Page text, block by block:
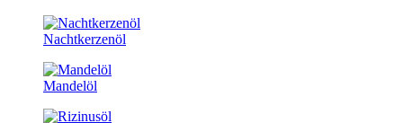
Nachtkerzenöl
Mandelöl